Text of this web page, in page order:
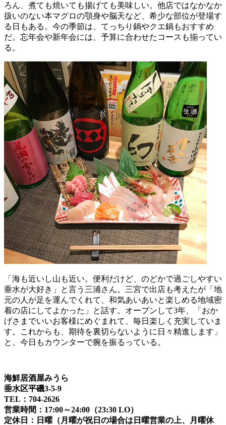
ろん、煮ても焼いても揚げても美味しい。他店ではなかなか
扱いのない本マグロの顎身や脳天など、希少な部位が登場す
る日もある。今の季節は、てっちり鍋やクエ鍋もおすすめ
だ。忘年会や新年会には、予算に合わせたコースも揃ってい
る。
「海も近いし山も近い。便利だけど、のどかで過ごしやすい
垂水が大好き」と言う三浦さん。三宮で出店も考えたが「地
元の人が足を運んでくれて、和気あいあいと楽しめる地域密
着の店にしてよかった」と話す。オープンして3年、「おか
げさまでいいお客様にめぐまれて、毎日楽しく充実していま
す。これからも、期待を裏切らないように日々精進します」
と、今日もカウンターで腕を振るっている。
海鮮居酒屋みうら
垂水区平磯3-5-9
TEL：704-2626
営業時間：17:00～24:00（23:30 LO）
定休日：日曜（月曜が祝日の場合は日曜営業の上、月曜休